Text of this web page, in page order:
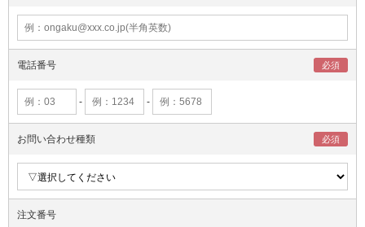
電話番号
- -
お問い合わせ種類
注文番号